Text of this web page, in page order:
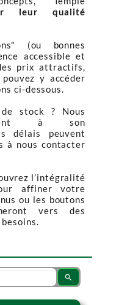
leur qualité
(ou bonnes
accessible et
prix attractifs,
y accéder
ci-dessous.
stock ? Nous
à son
délais peuvent
à nous contacter
l’intégralité
affiner votre
ou les boutons
vers des
search